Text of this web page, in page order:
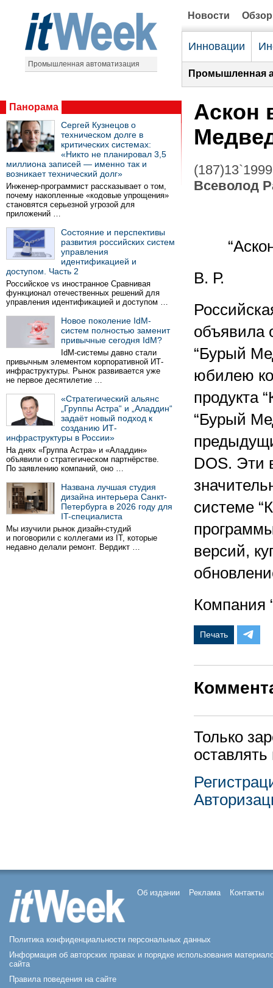
Промышленная автоматизация
Новости
Инновации
Промышленная
Панорама
Сергей Кузнецов о
техническом долге в
критических системах:
«Никто не планировал 3,5
миллиона записей — именно так и
возникает технический долг»
Инженер-программист рассказывает о том,
почему накопленные «кодовые упрощения»
становятся серьезной угрозой для
приложений …
Состояние и перспективы
развития российских систем
управления
идентификацией и
доступом. Часть 2
Российское vs иностранное Сравнивая
функционал отечественных решений для
управления идентификацией и доступом …
Новое поколение IdM-
систем полностью заменит
привычные сегодня IdM?
IdM-системы давно стали
привычным элементом корпоративной ИТ-
инфраструктуры. Рынок развивается уже
не первое десятилетие …
«Стратегический альянс
„Группы Астра“ и „Аладдин“
задаёт новый подход к
созданию ИТ-
инфраструктуры в России»
На днях «Группа Астра» и «Аладдин»
объявили о стратегическом партнёрстве.
По заявлению компаний, оно …
Названа лучшая студия
дизайна интерьера Санкт-
Петербурга в 2026 году для
IT-специалиста
Мы изучили рынок дизайн-студий
и поговорили с коллегами из IT, которые
недавно делали ремонт. Вердикт …
Аскон
(187)13`1999
Всеволод
В. Р.
объявила
“Бурый
юбилею
продукта
“Бурый
DOS. Эти
системе
версий,
Компания
Печать
Только
Об издании Реклама Контакты
Политика конфиденциальности персональных данных
Информация об авторских правах и порядке использования
сайта
Правила поведения на сайте